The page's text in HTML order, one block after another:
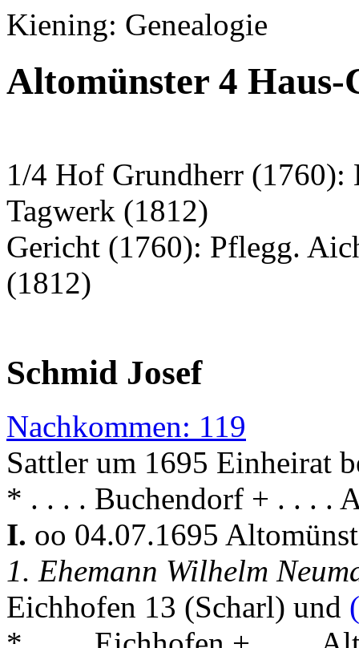
Kiening: Genealogie
Altomünster 4
1/4 Hof Grundherr
Tagwerk (1812)
Gericht (1760): Pflegg.
(1812)
Schmid Josef
Nachkommen: 119
Sattler um 1695 Einheirat
* . . . . Buchendorf + . . . .
I. oo 04.07.1695
1. Ehemann Wilhelm
Eichhofen 13 (Scharl) und